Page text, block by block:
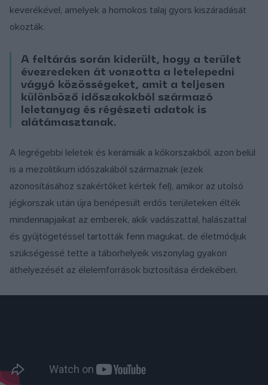
keverékével, amelyek a homokos talaj gyors kiszáradását
okozták.
A feltárás során kiderült, hogy a terület
évezredeken át vonzotta a letelepedni
vágyó közösségeket, amit a teljesen
különböző időszakokból származó
leletanyag és régészeti adatok is
alátámasztanak.
A legrégebbi leletek és kerámiák a kőkorszakból, azon belül
is a mezolitikum időszakából származnak (ezek
azonosításához szakértőket kértek fel), amikor az utolsó
jégkorszak után újra benépesült erdős területeken élték
mindennapjaikat az emberek, akik vadászattal, halászattal
és gyűjtögetéssel tartották fenn magukat, de életmódjuk
szükségessé tette a táborhelyeik viszonylag gyakori
áthelyezését az élelemforrások biztosítása érdekében.